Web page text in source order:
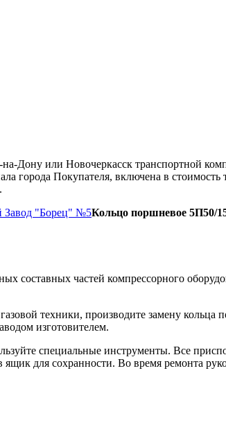
на-Дону или Новочеркасск транспортной
города Покупателя, включена в стоимость
Завод "Борец" №5Кольцо поршневое 5П50/
составных частей компрессорного
техники, производите замену кольца
изготовителем.
специальные инструменты. Все
для сохранности. Во время ремонта